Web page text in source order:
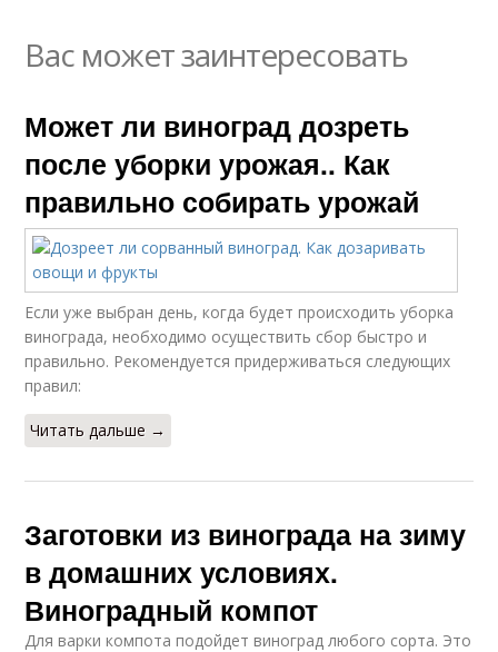
Вас может заинтересовать
Может ли виноград дозреть
после уборки урожая.. Как
правильно собирать урожай
Если уже выбран день, когда будет происходить уборка
винограда, необходимо осуществить сбор быстро и
правильно. Рекомендуется придерживаться следующих
правил:
Читать дальше →
Заготовки из винограда на зиму
в домашних условиях.
Виноградный компот
Для варки компота подойдет виноград любого сорта. Это